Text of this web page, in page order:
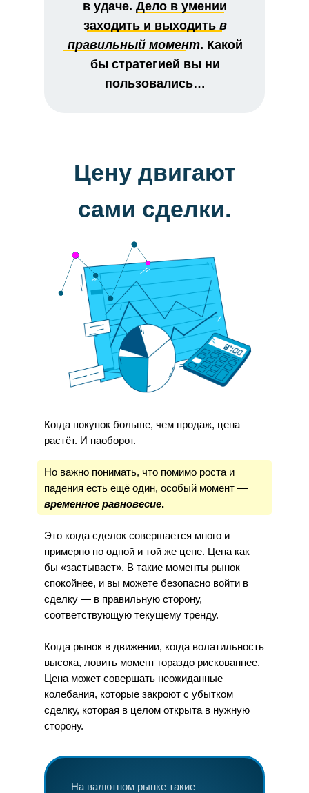
в удаче. Дело в умении
заходить и выходить в
правильный момент. Какой
бы стратегией вы ни
пользовались…
Цену двигают
сами сделки.
Когда покупок больше, чем продаж, цена
растёт. И наоборот.
Но важно понимать, что помимо роста и
падения есть ещё один, особый момент —
временное равновесие.
Это когда сделок совершается много и
примерно по одной и той же цене. Цена как
бы «застывает». В такие моменты рынок
спокойнее, и вы можете безопасно войти в
сделку — в правильную сторону,
соответствующую текущему тренду.
Когда рынок в движении, когда волатильность
высока, ловить момент гораздо рискованнее.
Цена может совершать неожиданные
колебания, которые закроют с убытком
сделку, которая в целом открыта в нужную
сторону.
На валютном рынке такие